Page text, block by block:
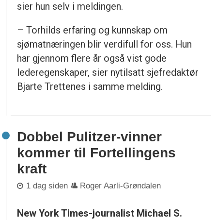
sier hun selv i meldingen.
– Torhilds erfaring og kunnskap om
sjømatnæringen blir verdifull for oss. Hun
har gjennom flere år også vist gode
lederegenskaper, sier nytilsatt sjefredaktør
Bjarte Trettenes i samme melding.
Dobbel Pulitzer-vinner
kommer til Fortellingens
kraft
1 dag siden Roger Aarli-Grøndalen
New York Times-journalist Michael S.